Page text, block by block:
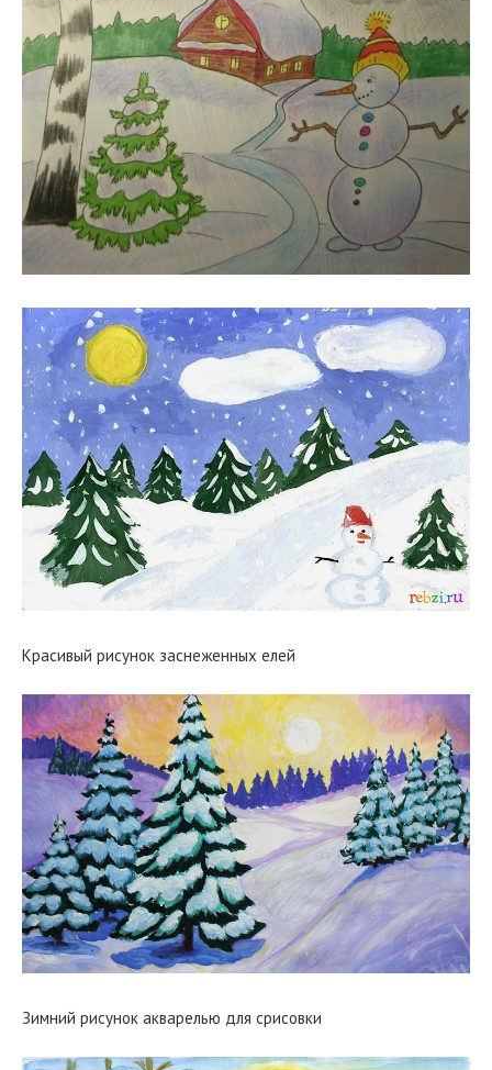
Красивый рисунок заснеженных елей
Зимний рисунок акварелью для срисовки